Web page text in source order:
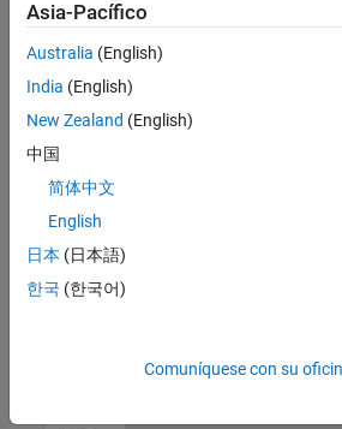
todos
empleos.
Si aun
así no
ninguna
vacante
que se
a sus
cualificaciones,
Asia-Pacífico
Australia (English)
India (English)
New Zealand (English)
中国
简体中文
English
日本 (日本語)
한국 (한국어)
Comuníquese con su